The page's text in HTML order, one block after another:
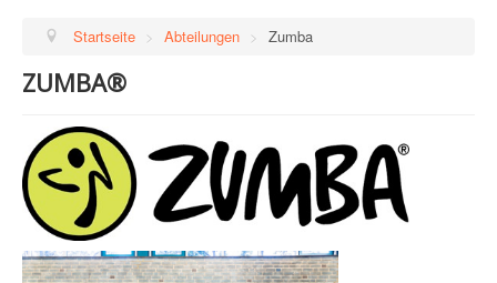
Startseite > Abteilungen > Zumba
ZUMBA®